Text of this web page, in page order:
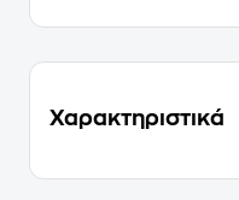
Χαρακτηριστικά